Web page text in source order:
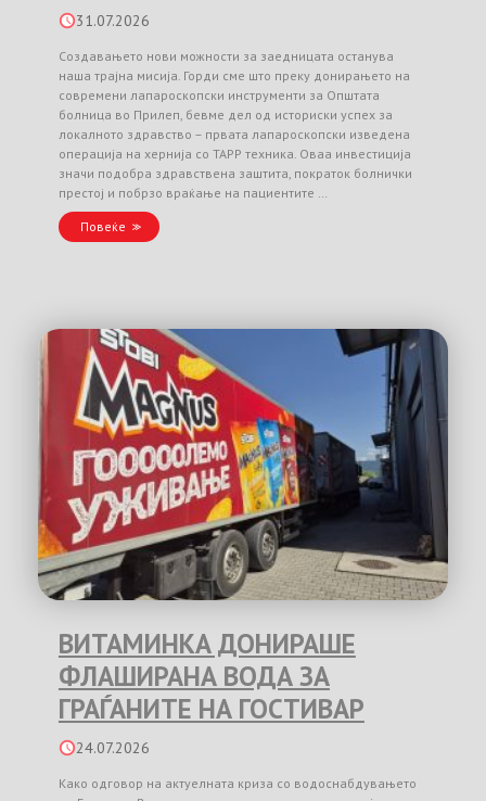
31.07.2026
Создавањето нови можности за заедницата останува
наша трајна мисија. Горди сме што преку донирањето на
современи лапароскопски инструменти за Општата
болница во Прилеп, бевме дел од историски успех за
локалното здравство – првата лапароскопски изведена
операција на хернија со TAPP техника. Оваа инвестиција
значи подобра здравствена заштита, пократок болнички
престој и побрзо враќање на пациентите …
Повеќе
ВИТАМИНКА ДОНИРАШЕ
ФЛАШИРАНА ВОДА ЗА
ГРАЃАНИТЕ НА ГОСТИВАР
24.07.2026
Како одговор на актуелната криза со водоснабдувањето